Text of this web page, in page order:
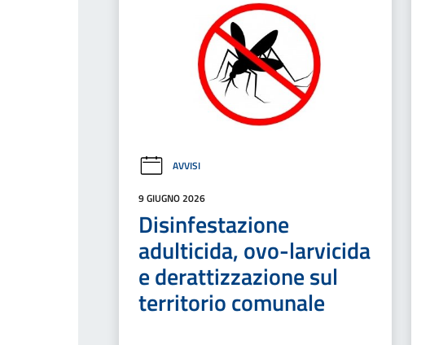
AVVISI
9 GIUGNO 2026
Disinfestazione
adulticida, ovo-larvicida
e derattizzazione sul
territorio comunale